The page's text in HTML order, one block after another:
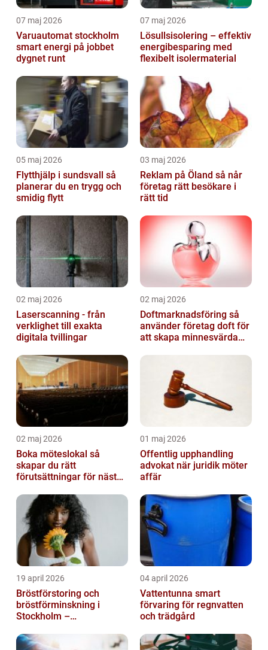
07 maj 2026
Varuautomat stockholm
smart energi på jobbet
dygnet runt
07 maj 2026
Lösullsisolering – effektiv
energibesparing med
flexibelt isolermaterial
05 maj 2026
Flytthjälp i sundsvall så
planerar du en trygg och
smidig flytt
03 maj 2026
Reklam på Öland så når
företag rätt besökare i
rätt tid
02 maj 2026
Laserscanning - från
verklighet till exakta
digitala tvillingar
02 maj 2026
Doftmarknadsföring så
använder företag doft för
att skapa minnesvärda
02 maj 2026
Boka möteslokal så
skapar du rätt
förutsättningar för nästa
01 maj 2026
Offentlig upphandling
advokat när juridik möter
affär
19 april 2026
Bröstförstoring och
bröstförminskning i
Stockholm –
04 april 2026
Vattentunna smart
förvaring för regnvatten
och trädgård